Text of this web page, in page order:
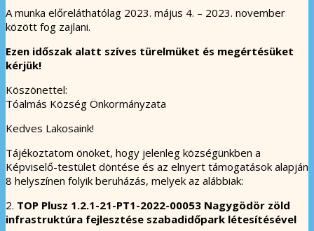
A munka előreláthatólag 2023. május 4. – 2023. november
között fog zajlani.
Ezen időszak alatt szíves türelmüket és megértésüket
kérjük!
Köszönettel:
Tóalmás Község Önkormányzata
Kedves Lakosaink!
Tájékoztatom önöket, hogy jelenleg községünkben a
Képviselő-testület döntése és az elnyert támogatások alapján
8 helyszínen folyik beruházás, melyek az alábbiak:
2. TOP Plusz 1.2.1-21-PT1-2022-00053 Nagygödör zöld
infrastruktúra fejlesztése szabadidőpark létesítésével